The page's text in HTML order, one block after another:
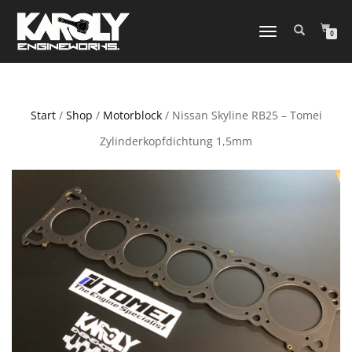
NAVIGATION
0
Start/ Shop / Motorblock/ Nissan Skyline RB25 – Tomei
Zylinderkopfdichtung 1,5mm